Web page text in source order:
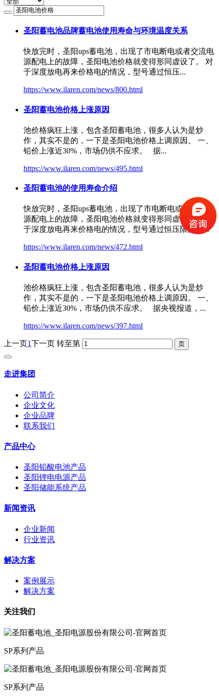
圣阳蓄电池品牌蓄电池使用寿命与环境温度关系
快放完时，圣阳ups蓄电池，出现了市电断电或者交流电
源配电上的故障， 圣阳电池价格就变得形同虚设了。 对
于深度放电再来价格电的情况，型号通过恒压...
https://www.ilaren.com/news/800.html
圣阳蓄电池价格上涨原因
池价格疯狂上涨，包含圣阳蓄电池，很多人认为是炒
作，其实不是的，一下是圣阳电池价格 上调原因。 一、
铅价上涨近30%，市场仍供不应求。 据...
https://www.ilaren.com/news/495.html
圣阳蓄电池的使用寿命介绍
快放完时，圣阳ups蓄电池，出现了市电断电或者交流电
源配电上的故障， 圣阳电池价格就变得形同虚设了。 对
于深度放电再来价格电的情况，型号通过恒压限流方...
https://www.ilaren.com/news/472.html
圣阳蓄电池价格上涨原因
池价格疯狂上涨，包含圣阳蓄电池，很多人认为是炒
作，其实不是的，一下是圣阳电池价格 上调原因。 一、
铅价上涨近30%，市场仍供不应求。 据央视报道，...
https://www.ilaren.com/news/397.html
上一页1下一页 转至第
走进集团
公司简介
企业文化
企业品牌
联系我们
产品中心
圣阳铅酸电池产品
圣阳锂电电源产品
圣阳储能系统产品
新闻资讯
企业新闻
行业资讯
解决方案
案例展示
解决方案
关注我们
SP系列产品
SP系列产品